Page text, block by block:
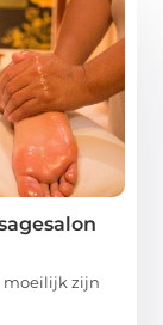
moeilijk zijn